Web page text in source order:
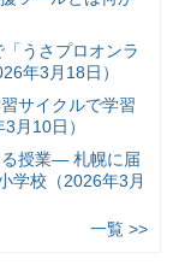
うさプロオンラ
年3月18日）
サイクルで学習
月10日）
る授業— 札幌に届
学校（2026年3月
一覧 >>